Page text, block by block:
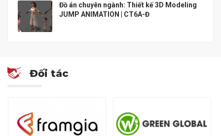
Đồ án chuyên ngành: Thiết kế 3D Modeling
JUMP ANIMATION | CT6A-Đ
Đối tác